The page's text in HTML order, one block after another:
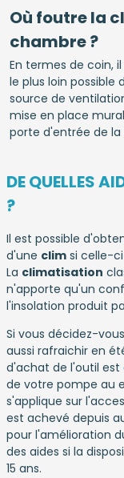
Où foutre la
chambre ?
En termes de coin,
le plus loin possible
source de
mise en place
porte d'entrée de
DE QUELLES
?
Il est possible
d'une clim si celle-
La climatisation
n'apporte qu'un
l'insolation produit
Si vous décidez-
aussi rafraichir en
d'achat de l'outil est
de votre pompe au
s'applique sur
est achevé depuis
pour l'amélioration
des aides si la
15 ans.